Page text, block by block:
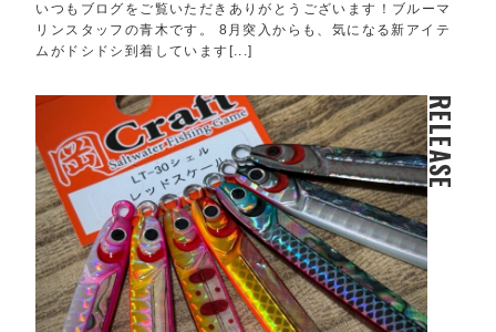
いつもブログをご覧いただきありがとうございます！ブルーマ
リンスタッフの青木です。 8月突入からも、気になる新アイテ
ムがドシドシ到着しています[...]
RELEASE